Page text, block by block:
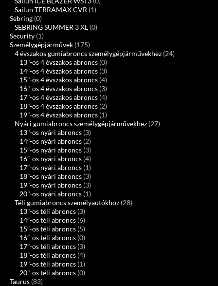
Sailun TERRAMAX CVR (1)
Sebring (0)
SEBRING SUMMER 3 XL (0)
Security (1)
Személygépjárművek (175)
4 évszakos gumiabroncs személygépjárművekhez (24)
13"-os 4 évszakos abroncs (0)
14″-os 4 évszakos abroncs (3)
15"-os 4 évszakos abroncs (4)
16"-os 4 évszakos abroncs (3)
17"-os 4 évszakos abroncs (4)
18"-os 4 évszakos abroncs (2)
19"-os 4 évszakos abroncs (1)
Nyári gumiabroncs személygépjárművekhez (27)
13"-os nyári abroncs (3)
14″-os nyári abroncs (2)
15″-os nyári abroncs (3)
16″-os nyári abroncs (4)
17″-os nyári abroncs (1)
18"-os nyári abroncs (3)
19"-os nyári abroncs (3)
20"-os nyári abroncs (1)
Téli gumiabroncs személyautókhoz (28)
13"-os téli abroncs (3)
14″-os téli abroncs (6)
15″-os téli abroncs (5)
16″-os téli abroncs (0)
17″-os téli abroncs (3)
18"-os téli abroncs (4)
19"-os téli abroncs (1)
20"-os téli abroncs (0)
Taurus (83)